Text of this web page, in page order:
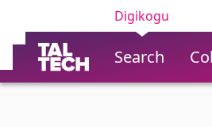
Digikogu
Search